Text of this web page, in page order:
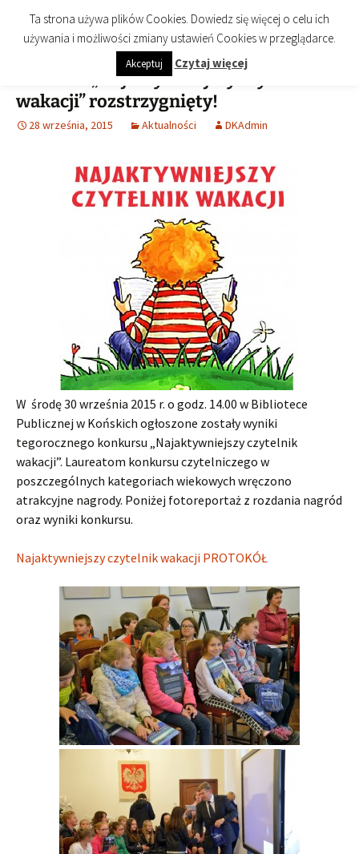
treści
Biblioteka Publiczna Miasta i
Gminy Końskie
imienia Cezarego Chlebowskiego
Menu
Konkurs „Najaktywniejszy czytelnik
wakacji” rozstrzygnięty!
28 września, 2015 Aktualności DKAdmin
W środę 30 września 2015 r. o godz. 14.00 w Bibliotece
Publicznej w Końskich ogłoszone zostały wyniki
tegorocznego konkursu „Najaktywniejszy czytelnik
wakacji”. Laureatom konkursu czytelniczego w
poszczególnych kategoriach wiekowych wręczono
atrakcyjne nagrody. Poniżej fotoreportaż z rozdania nagród
oraz wyniki konkursu.
Najaktywniejszy czytelnik wakacji PROTOKÓŁ
Ta strona używa plików Cookies. Dowiedz się więcej o celu ich
używania i możliwości zmiany ustawień Cookies w przeglądarce.
Akceptuj Czytaj więcej